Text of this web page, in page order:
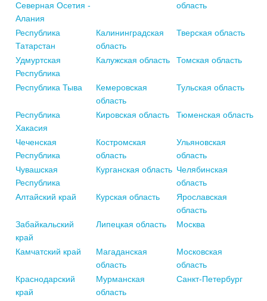
Северная Осетия -
Алания
область
Республика
Татарстан
Калининградская
область
Тверская область
Удмуртская
Республика
Калужская область Томская область
Республика Тыва
Кемеровская
область
Тульская область
Республика
Хакасия
Кировская область Тюменская область
Чеченская
Республика
Костромская
область
Ульяновская
область
Чувашская
Республика
Курганская область Челябинская
область
Алтайский край
Курская область
Ярославская
область
Забайкальский
край
Липецкая область Москва
Камчатский край
Магаданская
область
Московская
область
Краснодарский
край
Мурманская
область
Санкт-Петербург